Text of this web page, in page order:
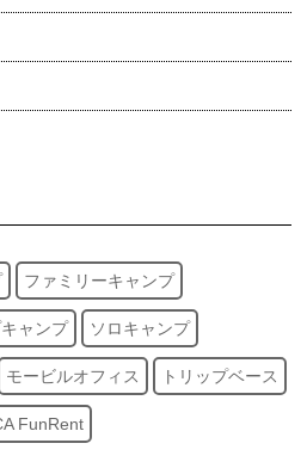
ファミリーキャンプ
ャンプ ソロキャンプ
モービルオフィス トリップベース
FunRent